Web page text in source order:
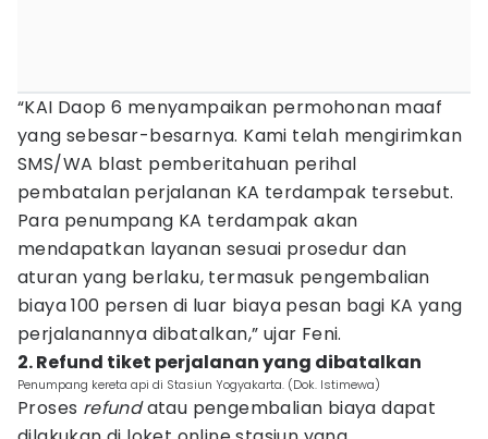
“KAI Daop 6 menyampaikan permohonan maaf
yang sebesar-besarnya. Kami telah mengirimkan
SMS/WA blast pemberitahuan perihal
pembatalan perjalanan KA terdampak tersebut.
Para penumpang KA terdampak akan
mendapatkan layanan sesuai prosedur dan
aturan yang berlaku, termasuk pengembalian
biaya 100 persen di luar biaya pesan bagi KA yang
perjalanannya dibatalkan,” ujar Feni.
2. Refund tiket perjalanan yang dibatalkan
Penumpang kereta api di Stasiun Yogyakarta. (Dok. Istimewa)
Proses refundatau pengembalian biaya dapat